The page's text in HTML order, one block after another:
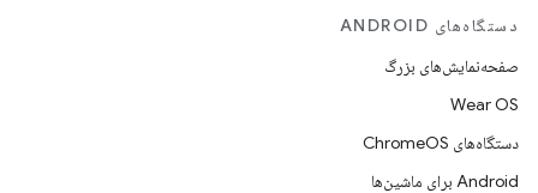
دستگاه‌های ANDROID
صفحه‌نمایش‌های بزرگ
Wear OS
دستگاه‌های ChromeOS
Android برای ماشین‌ها